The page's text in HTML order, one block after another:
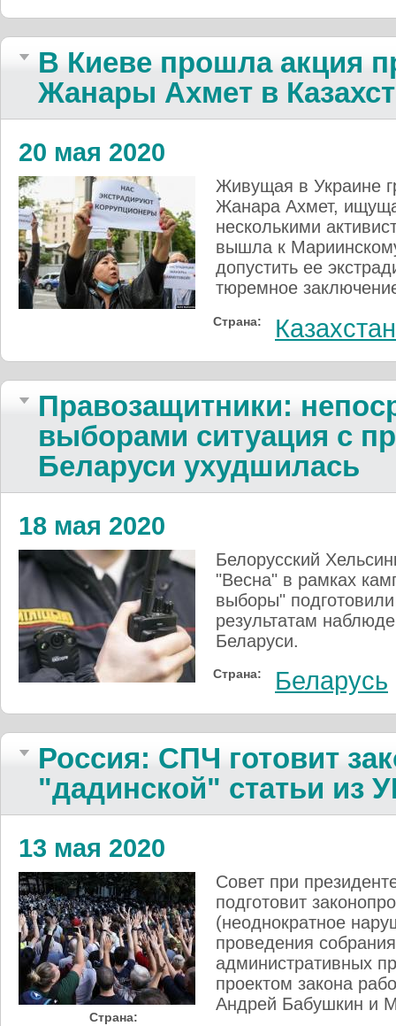
В Киеве прошла акция
Жанары Ахмет в
20 мая 2020
Живущая в Украине
Жанара Ахмет,
несколькими
вышла к
допустить ее
тюремное
Страна: Казахстан
Правозащитники:
выборами ситуация с
Беларуси ухудшилась
18 мая 2020
Белорусский
"Весна" в рамках
выборы"
результатам
Беларуси.
Страна: Беларусь
Россия: СПЧ готовит
"дадинской" статьи из
13 мая 2020
Совет при
подготовит
(неоднократное
проведения
административных
проектом закона
Андрей Бабушкин и
Страна: